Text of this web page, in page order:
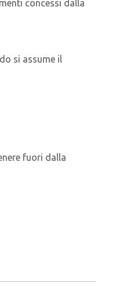
concessi dalla
si assume il
fuori dalla